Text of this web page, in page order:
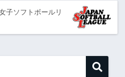
子ソフトボールリ